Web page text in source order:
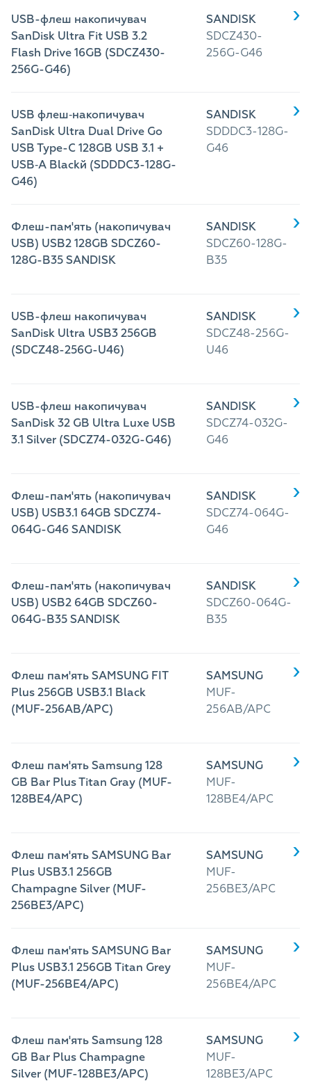
USB-флеш накопичувач
SanDisk Ultra Fit USB 3.2
Flash Drive 16GB (SDCZ430-
256G-G46)
SANDISK
SDCZ430-
256G-G46
USB флеш‑накопичувач
SanDisk Ultra Dual Drive Go
USB Type-C 128GB USB 3.1 +
USB‑A Blackй (SDDDC3-128G-
G46)
SANDISK
SDDDC3-128G-
G46
Флеш-пам'ять (накопичувач
USB) USB2 128GB SDCZ60-
128G-B35 SANDISK
SANDISK
SDCZ60-128G-
B35
USB-флеш накопичувач
SanDisk Ultra USB3 256GB
(SDCZ48-256G-U46)
SANDISK
SDCZ48-256G-
U46
USB-флеш накопичувач
SanDisk 32 GB Ultra Luxe USB
3.1 Silver (SDCZ74-032G-G46)
SANDISK
SDCZ74-032G-
G46
Флеш-пам'ять (накопичувач
USB) USB3.1 64GB SDCZ74-
064G-G46 SANDISK
SANDISK
SDCZ74-064G-
G46
Флеш-пам'ять (накопичувач
USB) USB2 64GB SDCZ60-
064G-B35 SANDISK
SANDISK
SDCZ60-064G-
B35
Флеш пам'ять SAMSUNG FIT
Plus 256GB USB3.1 Black
(MUF-256AB/APC)
SAMSUNG
MUF-
256AB/APC
Флеш пам'ять Samsung 128
GB Bar Plus Titan Gray (MUF-
128BE4/APC)
SAMSUNG
MUF-
128BE4/APC
Флеш пам'ять SAMSUNG Bar
Plus USB3.1 256GB
Champagne Silver (MUF-
256BE3/APC)
SAMSUNG
MUF-
256BE3/APC
Флеш пам'ять SAMSUNG Bar
Plus USB3.1 256GB Titan Grey
(MUF-256BE4/APC)
SAMSUNG
MUF-
256BE4/APC
Флеш пам'ять Samsung 128
GB Bar Plus Champagne
Silver (MUF-128BE3/APC)
SAMSUNG
MUF-
128BE3/APC